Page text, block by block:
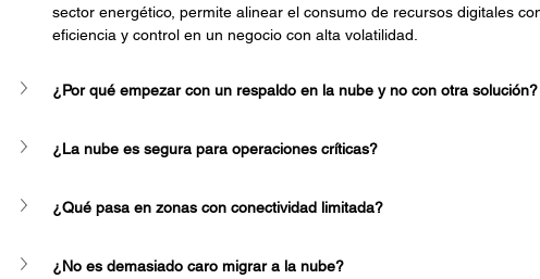
sector energético, permite alinear el consumo de recursos digitales
eficiencia y control en un negocio con alta volatilidad.
¿Por qué empezar con un respaldo en la nube y no con otra solución?
¿La nube es segura para operaciones críticas?
¿Qué pasa en zonas con conectividad limitada?
¿No es demasiado caro migrar a la nube?